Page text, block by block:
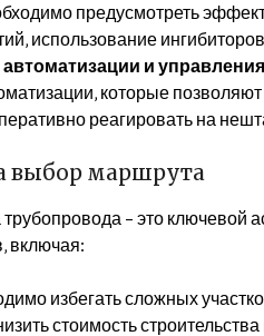
предусмотреть
использование
и
которые
реагировать на
выбор маршрута
– это ключевой
включая:
избегать сложных
стоимость